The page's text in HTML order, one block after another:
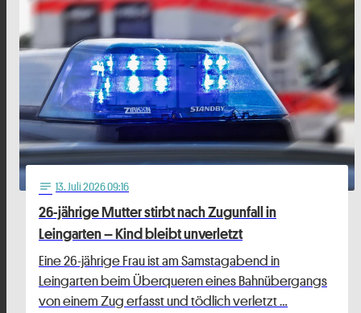
notes 13. Juli 2026 09:16
26-jährige Mutter stirbt nach Zugunfall in
Leingarten – Kind bleibt unverletzt
Eine 26-jährige Frau ist am Samstagabend in
Leingarten beim Überqueren eines Bahnübergangs
von einem Zug erfasst und tödlich verletzt …